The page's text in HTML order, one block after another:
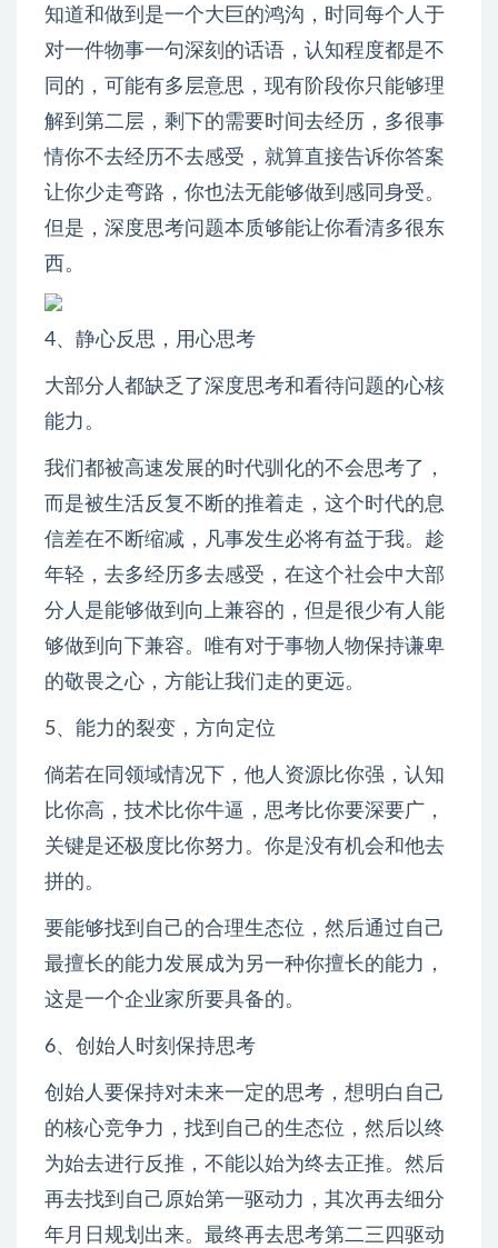
知道和做到是一个大巨的鸿沟，时同每个人于
对一件物事一句深刻的话语，认知程度都是不
同的，可能有多层意思，现有阶段你只能够理
解到第二层，剩下的需要时间去经历，多很事
情你不去经历不去感受，就算直接告诉你答案
让你少走弯路，你也法无能够做到感同身受。
但是，深度思考问题本质够能让你看清多很东
西。
4、静心反思，用心思考
大部分人都缺乏了深度思考和看待问题的心核
能力。
我们都被高速发展的时代驯化的不会思考了，
而是被生活反复不断的推着走，这个时代的息
信差在不断缩减，凡事发生必将有益于我。趁
年轻，去多经历多去感受，在这个社会中大部
分人是能够做到向上兼容的，但是很少有人能
够做到向下兼容。唯有对于事物人物保持谦卑
的敬畏之心，方能让我们走的更远。
5、能力的裂变，方向定位
倘若在同领域情况下，他人资源比你强，认知
比你高，技术比你牛逼，思考比你要深要广，
关键是还极度比你努力。你是没有机会和他去
拼的。
要能够找到自己的合理生态位，然后通过自己
最擅长的能力发展成为另一种你擅长的能力，
这是一个企业家所要具备的。
6、创始人时刻保持思考
创始人要保持对未来一定的思考，想明白自己
的核心竞争力，找到自己的生态位，然后以终
为始去进行反推，不能以始为终去正推。然后
再去找到自己原始第一驱动力，其次再去细分
年月日规划出来。最终再去思考第二三四驱动